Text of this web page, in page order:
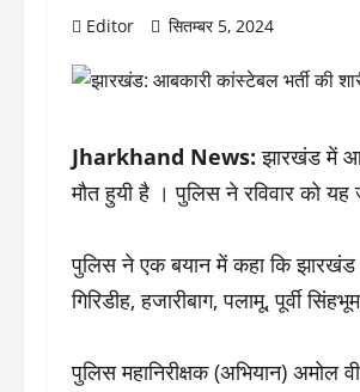
Editor सितम्बर 5, 2024
Jharkhand News: झारखंड में
मौत हुयी है । पुलिस ने रविवार को यह
पुलिस ने एक बयान में कहा कि झारखंड
गिरिडीह, हजारीबाग, पलामू, पूर्वी
पुलिस महानिरीक्षक (अभियान) अमोल